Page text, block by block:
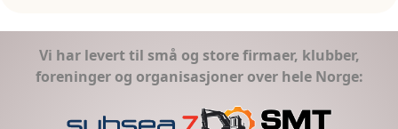
Vi har levert til små og store firmaer, klubber,
foreninger og organisasjoner over hele Norge: